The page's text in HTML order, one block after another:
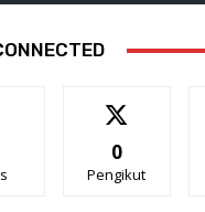
0
Pengikut